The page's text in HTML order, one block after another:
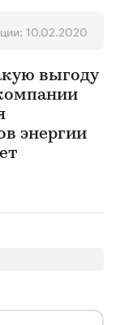
10.02.2020
выгоду
энергии